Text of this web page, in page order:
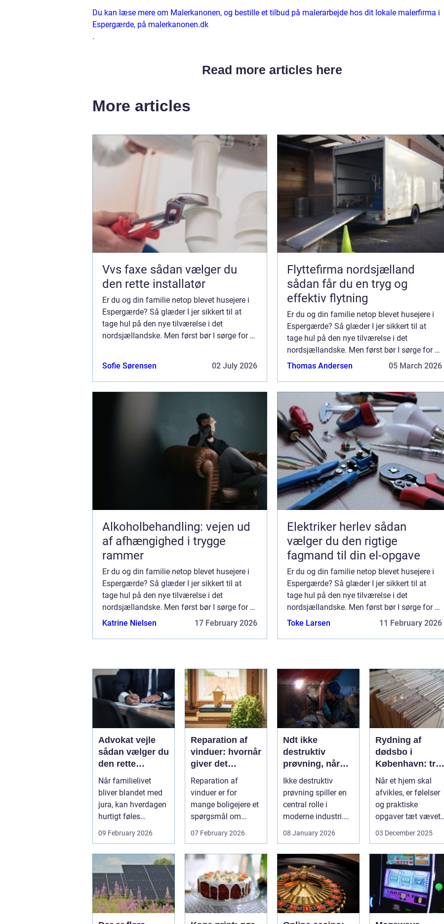
Du kan læse mere om Malerkanonen, og bestille et tilbud på malerarbejde hos dit lokale malerfirma i
Espergærde, på malerkanonen.dk
.
Read more articles here
More articles
Vvs faxe sådan vælger du
den rette installatør
Er du og din familie netop blevet husejere i
Espergærde? Så glæder I jer sikkert til at
tage hul på den nye tilværelse i det
nordsjællandske. Men først bør I sørge for at
Sofie Sørensen 02 July 2026
Flyttefirma nordsjælland
sådan får du en tryg og
effektiv flytning
Er du og din familie netop blevet husejere i
Espergærde? Så glæder I jer sikkert til at
tage hul på den nye tilværelse i det
nordsjællandske. Men først bør I sørge for at
få sat boligen flot i stand med en indvendig
Thomas Andersen 05 March 2026
Alkoholbehandling: vejen ud
af afhængighed i trygge
rammer
Er du og din familie netop blevet husejere i
Espergærde? Så glæder I jer sikkert til at
tage hul på den nye tilværelse i det
nordsjællandske. Men først bør I sørge for at
få sat boligen flot i stand med en indvendig
Katrine Nielsen 17 February 2026
Elektriker herlev sådan
vælger du den rigtige
fagmand til din el-opgave
Er du og din familie netop blevet husejere i
Espergærde? Så glæder I jer sikkert til at
tage hul på den nye tilværelse i det
nordsjællandske. Men først bør I sørge for at
få sat boligen flot i stand med en indvendig
Toke Larsen 11 February 2026
Advokat vejle
sådan vælger du
den rette
familieretsadvok
at
Når familielivet
bliver blandet med
jura, kan hverdagen
hurtigt føles
uoverskuelig.
Uenighed om børn...
09 February 2026
Reparation af
vinduer: hvornår
giver det
mening, og hvad
skal du vælge?
Reparation af
vinduer er for
mange boligejere et
spørgsmål om
balance. På den
07 February 2026
Ndt ikke
destruktiv
prøvning, når
kvalitet og
sikkerhed er
afgørende
Ikke destruktiv
prøvning spiller en
central rolle i
moderne industri.
trykbærende u...
08 January 2026
Rydning af
dødsbo i
København: tryg
proces og
respekt for boet
Når et hjem skal
afvikles, er følelser
og praktiske
opgaver tæt vævet
samme...
03 December 2025